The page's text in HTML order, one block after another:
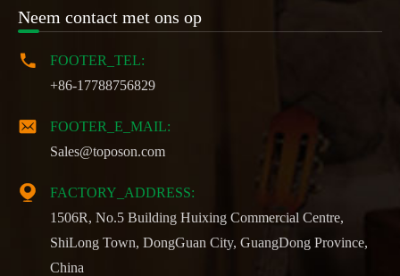
Neem contact met ons op

FOOTER_TEL:
+86-17788756829

FOOTER_E_MAIL:
Sales@toposon.com

FACTORY_ADDRESS:
1506R, No.5 Building Huixing Commercial Centre,
ShiLong Town, DongGuan City, GuangDong Province,
China